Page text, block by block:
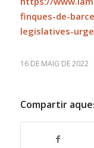
finques-de-
legislatives-
16 DE MAIG DE 2022
Compartir